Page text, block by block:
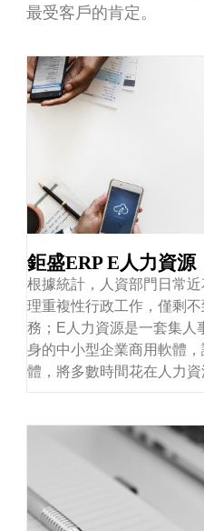
最受客戶的肯定。
鉅盛ERP E人力資源
根據統計，人資部門日常
理重複性行政工作，僅剩
務；E人力資源是一套集人
身的中小型企業商用軟體
體，將多數時間花在人力